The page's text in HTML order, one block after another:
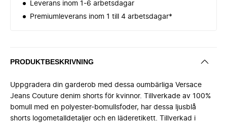
Leverans inom 1-6 arbetsdagar
Premiumleverans inom 1 till 4 arbetsdagar*
PRODUKTBESKRIVNING
Uppgradera din garderob med dessa oumbärliga Versace
Jeans Couture denim shorts för kvinnor. Tillverkade av 100%
bomull med en polyester-bomullsfoder, har dessa ljusblå
shorts logometalldetaljer och en läderetikett. Tillverkad i